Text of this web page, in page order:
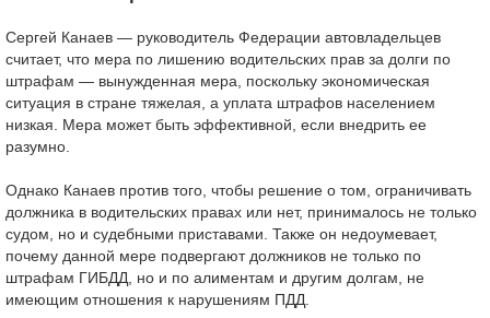
Сергей Канаев — руководитель Федерации автовладельцев
считает, что мера по лишению водительских прав за долги по
штрафам — вынужденная мера, поскольку экономическая
ситуация в стране тяжелая, а уплата штрафов населением
низкая. Мера может быть эффективной, если внедрить ее
разумно.
Однако Канаев против того, чтобы решение о том, ограничивать
должника в водительских правах или нет, принималось не только
судом, но и судебными приставами. Также он недоумевает,
почему данной мере подвергают должников не только по
штрафам ГИБДД, но и по алиментам и другим долгам, не
имеющим отношения к нарушениям ПДД.